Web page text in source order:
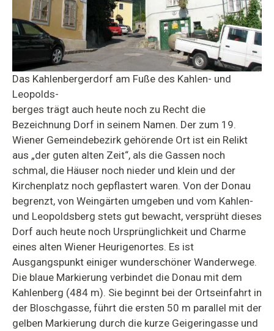
Das Kahlenbergerdorf am Fuße des Kahlen- und
Leopolds-
berges trägt auch heute noch zu Recht die
Bezeichnung Dorf in seinem Namen. Der zum 19.
Wiener Gemeindebezirk gehörende Ort ist ein Relikt
aus „der guten alten Zeit“, als die Gassen noch
schmal, die Häuser noch nieder und klein und der
Kirchenplatz noch gepflastert waren. Von der Donau
begrenzt, von Weingärten umgeben und vom Kahlen-
und Leopoldsberg stets gut bewacht, versprüht dieses
Dorf auch heute noch Ursprünglichkeit und Charme
eines alten Wiener Heurigenortes. Es ist
Ausgangspunkt einiger wunderschöner Wanderwege.
Die blaue Markierung verbindet die Donau mit dem
Kahlenberg (484 m). Sie beginnt bei der Ortseinfahrt in
der Bloschgasse, führt die ersten 50 m parallel mit der
gelben Markierung durch die kurze Geigeringasse und